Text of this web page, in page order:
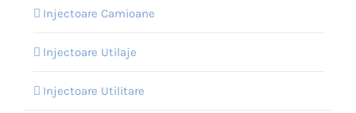
Injectoare Camioane
Injectoare Utilaje
Injectoare Utilitare